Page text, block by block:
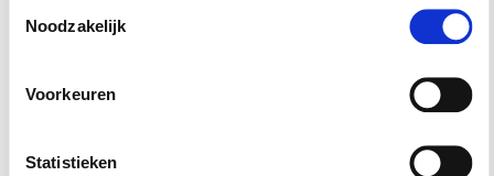
Noodzakelijk
Voorkeuren
Statistieken
Basiscursus Omgevingswet: inhoud en